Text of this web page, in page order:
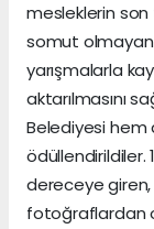
mesleklerin son
somut olmayan
yarışmalarla
aktarılmasını
Belediyesi hem
ödüllendirildiler.
dereceye
fotoğraflardan